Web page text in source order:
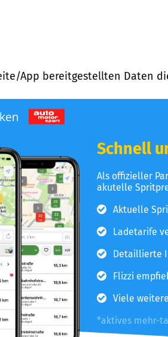
App bereitgestellten Daten
Schnell
Als offizieller
akutelle
Aktuelle
Ladetarife
Detaillierte
Flizzi
Viele
*aktives mehr-